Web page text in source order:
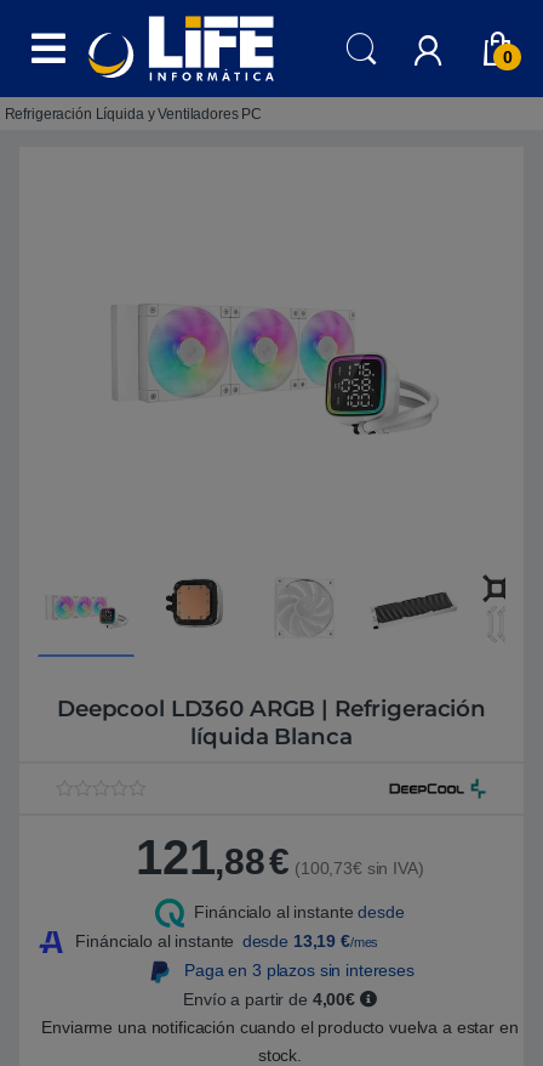
0
Refrigeración Líquida y Ventiladores PC
Deepcool LD360 ARGB | Refrigeración
líquida Blanca
o
5
s
o
121,88€ (100,73€ sin IVA)
Fináncialo al instante desde
Fináncialo al instante desde 13,19 €/mes
Paga en 3 plazos sin intereses
Envío a partir de 4,00€
Enviarme una notificación cuando el producto vuelva a estar en
stock.